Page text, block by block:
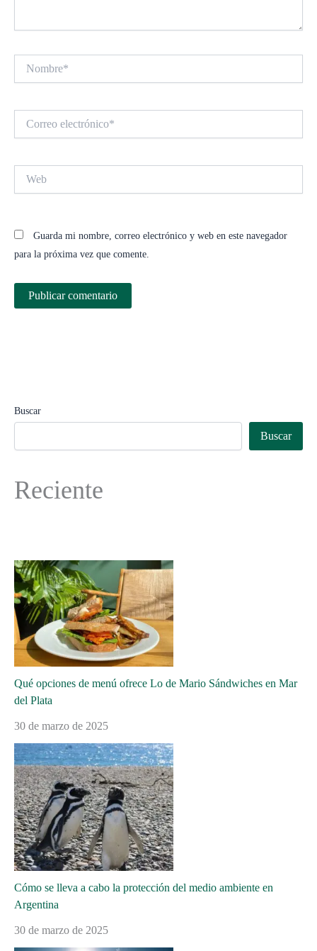
electrónico*
Guarda mi nombre, correo electrónico y web en este navegador
para la próxima vez que comente.
Buscar
Buscar
Reciente
Qué opciones de menú ofrece Lo de Mario Sándwiches en Mar
del Plata
30 de marzo de 2025
Cómo se lleva a cabo la protección del medio ambiente en
Argentina
30 de marzo de 2025